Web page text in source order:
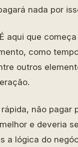
nada por
É aqui que
como
outros
não pagar
e deveria
a lógica do